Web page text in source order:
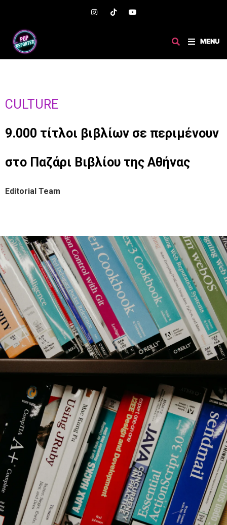
MENU
CULTURE
9.000 τίτλοι βιβλίων σε περιμένουν
στο Παζάρι Βιβλίου της Αθήνας
Editorial Team